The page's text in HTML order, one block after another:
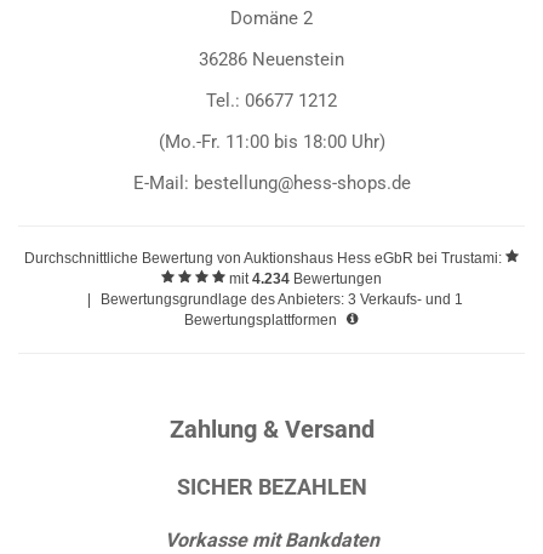
Domäne 2
36286 Neuenstein
Tel.: 06677 1212
(Mo.-Fr. 11:00 bis 18:00 Uhr)
E-Mail: bestellung@hess-shops.de
Durchschnittliche Bewertung von Auktionshaus Hess eGbR bei Trustami:
mit4.234 Bewertungen
Bewertungsgrundlage des Anbieters: 3 Verkaufs- und 1
Bewertungsplattformen
Zahlung & Versand
SICHER BEZAHLEN
Vorkasse mit Bankdaten